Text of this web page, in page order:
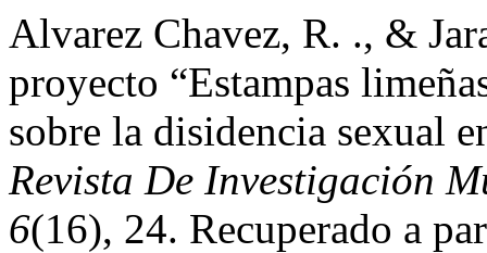
Alvarez Chavez, R. ., &
proyecto “Estampas
sobre la disidencia sexual
Revista De Investigación
6(16), 24. Recuperado a